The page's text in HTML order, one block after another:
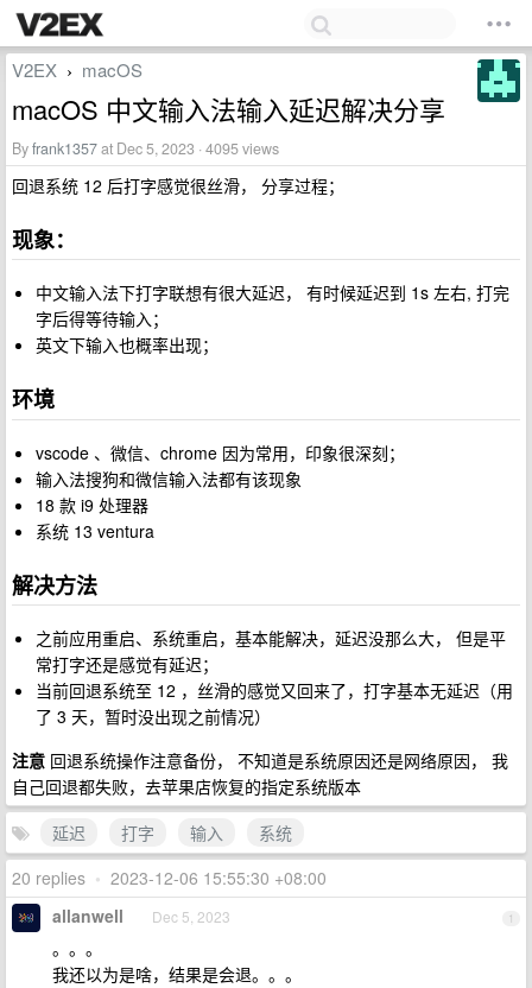
V2EX › macOS
macOS 中文输入法输入延迟解决分享
Byfrank1357at Dec 5, 2023 · 4095 views
回退系统 12 后打字感觉很丝滑， 分享过程；
现象：
中文输入法下打字联想有很大延迟， 有时候延迟到 1s 左右, 打完
字后得等待输入；
英文下输入也概率出现；
环境
vscode 、微信、chrome 因为常用，印象很深刻；
输入法搜狗和微信输入法都有该现象
18 款 i9 处理器
系统 13 ventura
解决方法
之前应用重启、系统重启，基本能解决，延迟没那么大， 但是平
常打字还是感觉有延迟；
当前回退系统至 12 ，丝滑的感觉又回来了，打字基本无延迟（用
了 3 天，暂时没出现之前情况）
注意 回退系统操作注意备份， 不知道是系统原因还是网络原因， 我
自己回退都失败，去苹果店恢复的指定系统版本
延迟
打字 输入
系统
20 replies • 2023-12-06 15:55:30 +08:00
1
allanwell Dec 5, 2023
。。。
我还以为是啥，结果是会退。。。